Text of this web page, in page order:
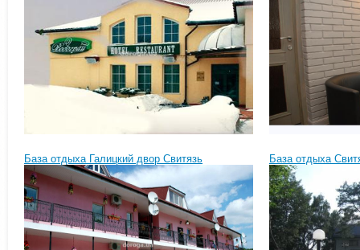
База отдыха Галицкий двор Свитязь База отдыха